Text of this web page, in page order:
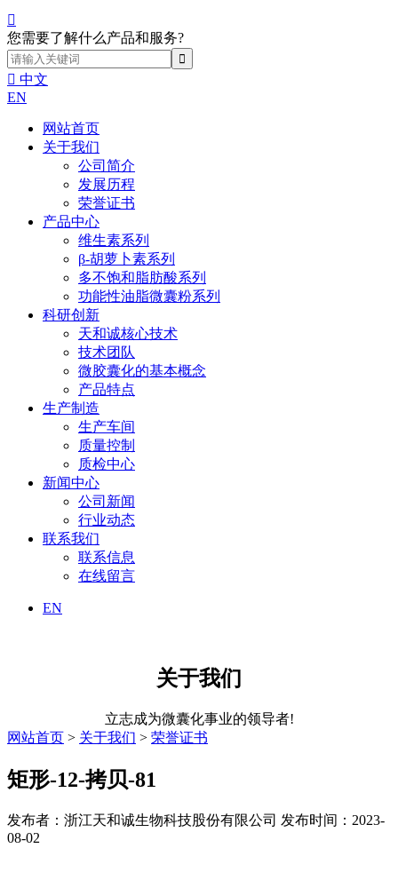

您需要了解什么产品和服务?
 中文
EN
网站首页
关于我们
公司简介
发展历程
荣誉证书
产品中心
维生素系列
β-胡萝卜素系列
多不饱和脂肪酸系列
功能性油脂微囊粉系列
科研创新
天和诚核心技术
技术团队
微胶囊化的基本概念
产品特点
生产制造
生产车间
质量控制
质检中心
新闻中心
公司新闻
行业动态
联系我们
联系信息
在线留言
EN
关于我们
立志成为微囊化事业的领导者!
网站首页 > 关于我们 > 荣誉证书
矩形-12-拷贝-81
发布者：浙江天和诚生物科技股份有限公司 发布时间：2023-
08-02